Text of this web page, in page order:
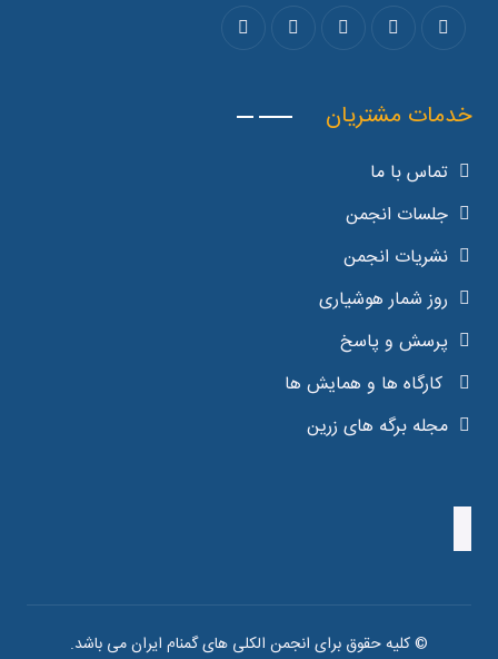
خدمات مشتریان
تماس با ما
جلسات انجمن
نشریات انجمن
روز شمار هوشیاری
پرسش و پاسخ
کارگاه ها و همایش ها
مجله برگه های زرین
© کلیه حقوق برای انجمن الکلی های گمنام ایران می باشد.